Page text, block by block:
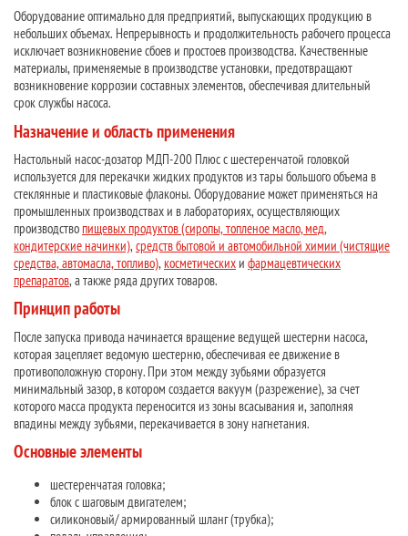
Оборудование оптимально для предприятий, выпускающих продукцию в
небольших объемах. Непрерывность и продолжительность рабочего процесса
исключает возникновение сбоев и простоев производства. Качественные
материалы, применяемые в производстве установки, предотвращают
возникновение коррозии составных элементов, обеспечивая длительный
срок службы насоса.
Назначение и область применения
Настольный насос-дозатор МДП-200 Плюс с шестеренчатой головкой
используется для перекачки жидких продуктов из тары большого объема в
стеклянные и пластиковые флаконы. Оборудование может применяться на
промышленных производствах и в лабораториях, осуществляющих
производствопищевых продуктов (сиропы, топленое масло, мед,
кондитерские начинки),средств бытовой и автомобильной химии (чистящие
средства, автомасла, топливо),косметических и фармацевтических
препаратов, а также ряда других товаров.
Принцип работы
После запуска привода начинается вращение ведущей шестерни насоса,
которая зацепляет ведомую шестерню, обеспечивая ее движение в
противоположную сторону. При этом между зубьями образуется
минимальный зазор, в котором создается вакуум (разрежение), за счет
которого масса продукта переносится из зоны всасывания и, заполняя
впадины между зубьями, перекачивается в зону нагнетания.
Основные элементы
шестеренчатая головка;
блок с шаговым двигателем;
силиконовый/ армированный шланг (трубка);